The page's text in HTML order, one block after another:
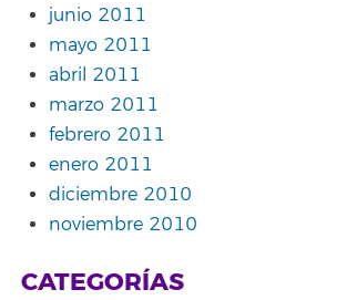
junio 2011
mayo 2011
abril 2011
marzo 2011
febrero 2011
enero 2011
diciembre 2010
noviembre 2010
CATEGORÍAS